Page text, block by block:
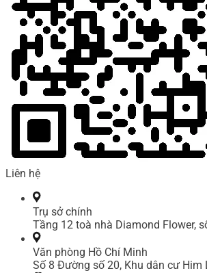
Liên hệ
Trụ sở chính
Tầng 12 toà nhà Diamond Flower,
Văn phòng Hồ Chí Minh
Số 8 Đường số 20, Khu dân cư Him